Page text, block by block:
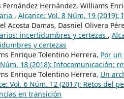
Fernández Hernández, Williams
, Alcance: Vol. 8 Núm. 19
Acosta Damas, Dasniel Olivera
incertidumbres y certezas ,
y certezas
Enrique Tolentino Herrera, Por
18 (2018): Infocomunicación:
Enrique Tolentino Herrera, Un
Vol. 6 Núm. 12 (2017): Retos del
en transición